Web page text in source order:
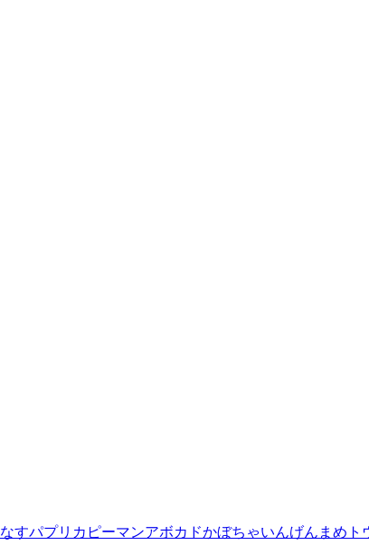
なすパプリカ ピーマンアボカドかぼちゃいんげんまめ